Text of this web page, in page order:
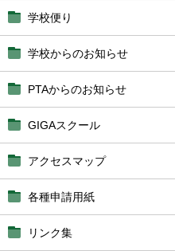
学校便り
学校からのお知らせ
PTAからのお知らせ
GIGAスクール
アクセスマップ
各種申請用紙
リンク集